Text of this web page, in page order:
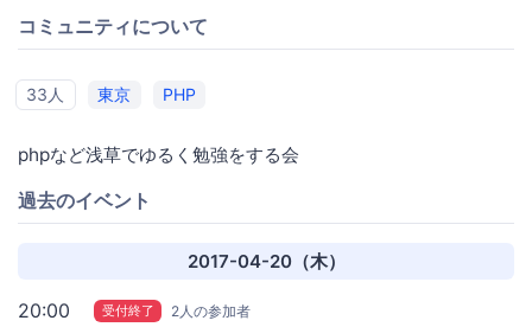
コミュニティについて
33人 東京 PHP
phpなど浅草でゆるく勉強をする会
過去のイベント
2017-04-20（木）
20:00 受付終了 2人の参加者